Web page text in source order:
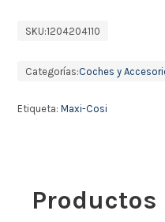
SKU:1204204110
Categorías:Coches y
Etiqueta:Maxi-Cosi